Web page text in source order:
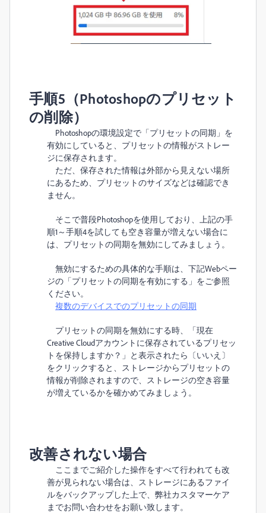
手順5（Photoshopのプリセット
の削除）
Photoshopの環境設定で「プリセットの同期」を
有効にしていると、プリセットの情報がストレー
ジに保存されます。
ただ、保存された情報は外部から見えない場所
にあるため、プリセットのサイズなどは確認でき
ません。
そこで普段Photoshopを使用しており、上記の手
順1～手順4を試しても空き容量が増えない場合に
は、プリセットの同期を無効にしてみましょう。
無効にするための具体的な手順は、下記Webペー
ジの「プリセットの同期を有効にする」をご参照
ください。
複数のデバイスでのプリセットの同期
プリセットの同期を無効にする時、「現在
Creative Cloudアカウントに保存されているプリセッ
トを保持しますか？」と表示されたら〔いいえ〕
をクリックすると、ストレージからプリセットの
情報が削除されますので、ストレージの空き容量
が増えているかを確かめてみましょう。
改善されない場合
ここまでご紹介した操作をすべて行われても改
善が見られない場合は、ストレージにあるファイ
ルをバックアップした上で、弊社カスタマーケア
までお問い合わせをお願い致します。